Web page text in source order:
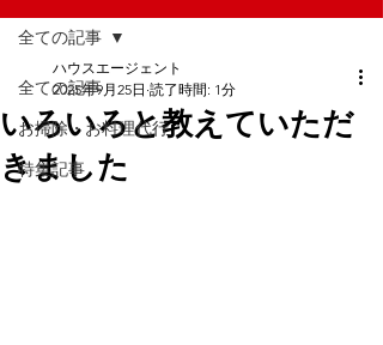
全ての記事
お掃除・お料理代行
特集記事
全ての記事
いろいろと教えていただ
きました
ハウスエージェント
2025年9月25日 読了時間: 1分